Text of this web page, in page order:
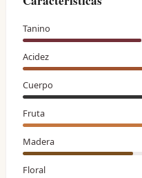
Tanino
Acidez
Cuerpo
Fruta
Madera
Floral